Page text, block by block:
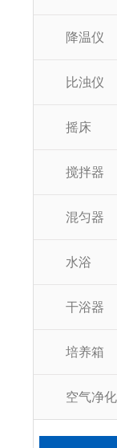
降温仪
比浊仪
摇床
搅拌器
混匀器
水浴
干浴器
培养箱
空气净